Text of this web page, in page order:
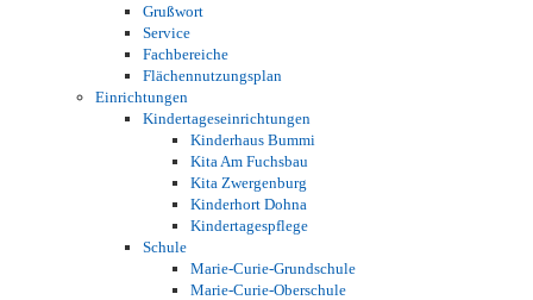
Grußwort
Service
Fachbereiche
Flächennutzungsplan
Einrichtungen
Kindertageseinrichtungen
Kinderhaus Bummi
Kita Am Fuchsbau
Kita Zwergenburg
Kinderhort Dohna
Kindertagespflege
Schule
Marie-Curie-Grundschule
Marie-Curie-Oberschule